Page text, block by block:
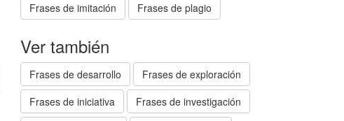
Frases de imitación Frases de plagio
Ver también
Frases de desarrollo
Frases de exploración
Frases de iniciativa
Frases de investigación